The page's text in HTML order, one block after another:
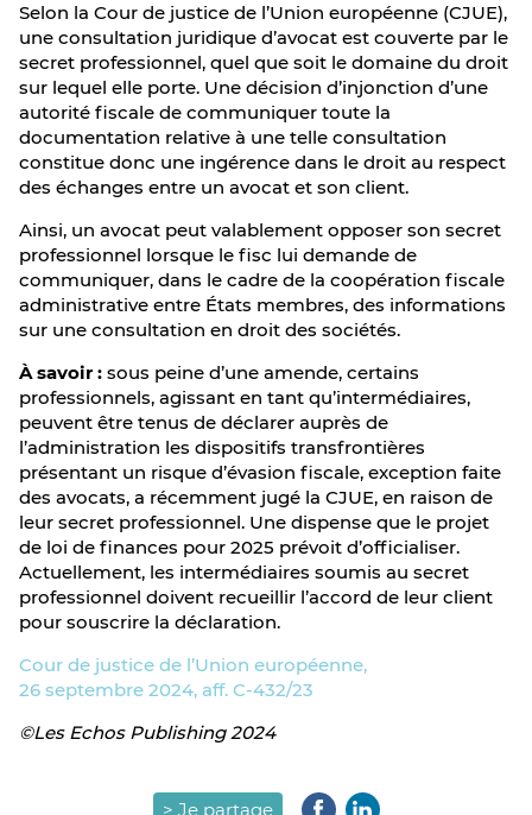
Selon la Cour de justice de l’Union européenne (CJUE),
une consultation juridique d’avocat est couverte par le
secret professionnel, quel que soit le domaine du droit
sur lequel elle porte. Une décision d’injonction d’une
autorité fiscale de communiquer toute la
documentation relative à une telle consultation
constitue donc une ingérence dans le droit au respect
des échanges entre un avocat et son client.
Ainsi, un avocat peut valablement opposer son secret
professionnel lorsque le fisc lui demande de
communiquer, dans le cadre de la coopération fiscale
administrative entre États membres, des informations
sur une consultation en droit des sociétés.
À savoir : sous peine d’une amende, certains
professionnels, agissant en tant qu’intermédiaires,
peuvent être tenus de déclarer auprès de
l’administration les dispositifs transfrontières
présentant un risque d’évasion fiscale, exception faite
des avocats, a récemment jugé la CJUE, en raison de
leur secret professionnel. Une dispense que le projet
de loi de finances pour 2025 prévoit d’officialiser.
Actuellement, les intermédiaires soumis au secret
professionnel doivent recueillir l’accord de leur client
pour souscrire la déclaration.
Cour de justice de l’Union européenne,
26 septembre 2024, aff. C-432/23
©Les Echos Publishing 2024
> Je partage